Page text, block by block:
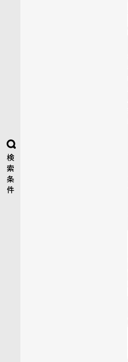
検
索
条
件